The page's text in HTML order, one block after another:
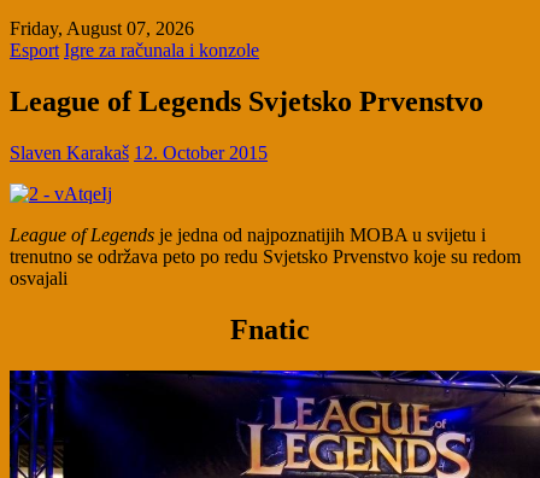
Friday, August 07, 2026
Esport Igre za računala i konzole
League of Legends Svjetsko Prvenstvo
Slaven Karakaš 12. October 2015
League of Legends je jedna od najpoznatijih MOBA u svijetu i
trenutno se održava peto po redu Svjetsko Prvenstvo koje su redom
osvajali
Fnatic